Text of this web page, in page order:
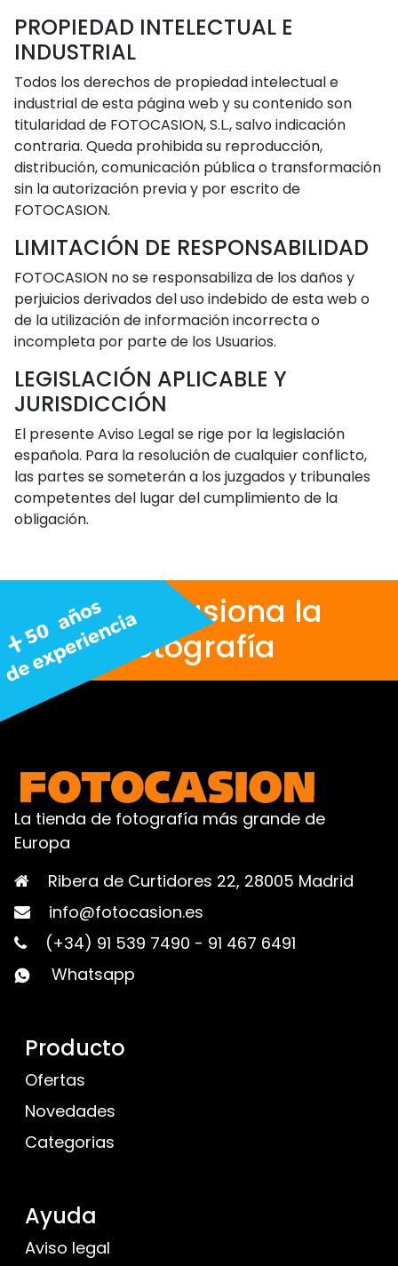
PROPIEDAD INTELECTUAL E
INDUSTRIAL
Todos los derechos de propiedad intelectual e
industrial de esta página web y su contenido son
titularidad de FOTOCASION, S.L., salvo indicación
contraria. Queda prohibida su reproducción,
distribución, comunicación pública o transformación
sin la autorización previa y por escrito de
FOTOCASION.
LIMITACIÓN DE RESPONSABILIDAD
FOTOCASION no se responsabiliza de los daños y
perjuicios derivados del uso indebido de esta web o
de la utilización de información incorrecta o
incompleta por parte de los Usuarios.
LEGISLACIÓN APLICABLE Y
JURISDICCIÓN
El presente Aviso Legal se rige por la legislación
española. Para la resolución de cualquier conflicto,
las partes se someterán a los juzgados y tribunales
competentes del lugar del cumplimiento de la
obligación.
Nos apasiona la
fotografía
La tienda de fotografía más grande de
Europa
Ribera de Curtidores 22, 28005 Madrid
info@fotocasion.es
(+34) 91 539 7490 - 91 467 6491
Whatsapp
Producto
Ofertas
Novedades
Categorias
Ayuda
Aviso legal